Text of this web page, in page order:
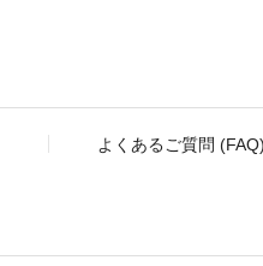
よくあるご質問 (FAQ)